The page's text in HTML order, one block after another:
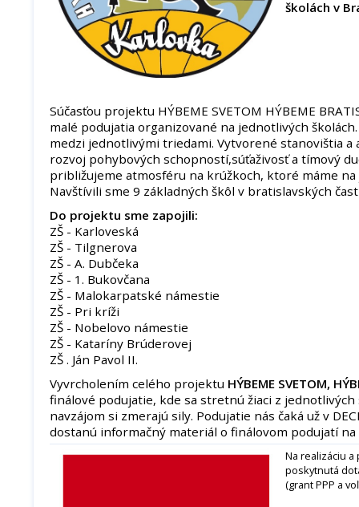
školách v
Súčasťou projektu HÝBEME SVETOM HÝBEME
malé podujatia organizované na jednotlivých
medzi jednotlivými triedami. Vytvorené stanovištia
rozvoj pohybových schopností,súťaživosť a tímový
približujeme atmosféru na krúžkoch, ktoré máme
Navštívili sme 9 základných škôl v bratislavských
Do projektu sme zapojili:
ZŠ - Karloveská
ZŠ - Tilgnerova
ZŠ - A. Dubčeka
ZŠ - 1. Bukovčana
ZŠ - Malokarpatské námestie
ZŠ - Pri kríži
ZŠ - Nobelovo námestie
ZŠ - Kataríny Brúderovej
ZŠ . Ján Pavol II.
Vyvrcholením celého projektu HÝBEME SVETOM,
finálové podujatie, kde sa stretnú žiaci z
navzájom si zmerajú sily. Podujatie nás čaká už v
dostanú informačný materiál o finálovom podujatí
Na realizáciu
poskytnutá
(grant PPP a